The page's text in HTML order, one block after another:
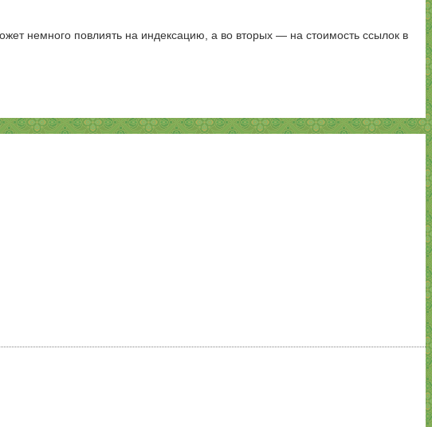
немного повлиять на индексацию, а во вторых — на стоимость ссылок в